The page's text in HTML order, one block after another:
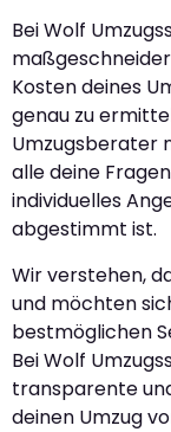
Bei Wolf
Kosten deines
genau zu
Umzugsberater
alle deine
individuelles
abgestimmt ist.
Wir verstehen,
und möchten
bestmöglichen
Bei Wolf
transparente
deinen Umzug